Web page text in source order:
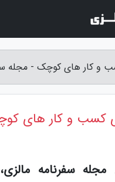
و کار های کوچک - مجله
کسب و کار های
سفرنامه